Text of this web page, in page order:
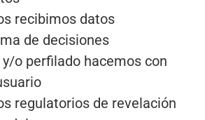
recibimos datos
de decisiones
o perfilado hacemos con
regulatorios de revelación